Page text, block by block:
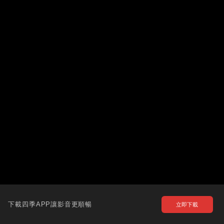
下載四季APP讓影音更順暢 立即下載